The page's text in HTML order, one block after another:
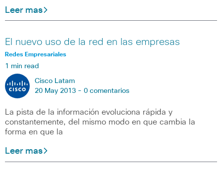
Leer mas
El nuevo uso de la red en las empresas
Redes Empresariales
1 min read
Cisco Latam
20 May 2013 - 0 comentarios
La pista de la información evoluciona rápida y
constantemente, del mismo modo en que cambia la
forma en que la
Leer mas